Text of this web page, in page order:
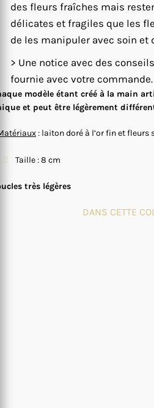
des fleurs fraîches mais
délicates et fragiles que les
de les manipuler avec soin et
> Une notice avec des
fournie avec votre commande.
modèle étant créé à la main
et peut être légèrement
: laiton doré à l’or fin et fleurs
Taille : 8 cm
très légères
DANS CETTE